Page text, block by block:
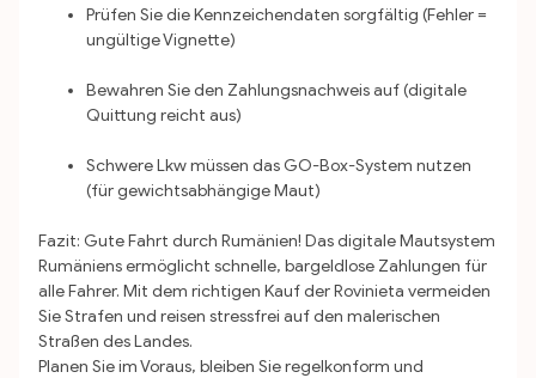
Prüfen Sie die Kennzeichendaten sorgfältig (Fehler =
ungültige Vignette)
Bewahren Sie den Zahlungsnachweis auf (digitale
Quittung reicht aus)
Schwere Lkw müssen das GO-Box-System nutzen
(für gewichtsabhängige Maut)
Fazit: Gute Fahrt durch Rumänien! Das digitale Mautsystem
Rumäniens ermöglicht schnelle, bargeldlose Zahlungen für
alle Fahrer. Mit dem richtigen Kauf der Rovinieta vermeiden
Sie Strafen und reisen stressfrei auf den malerischen
Straßen des Landes.
Planen Sie im Voraus, bleiben Sie regelkonform und